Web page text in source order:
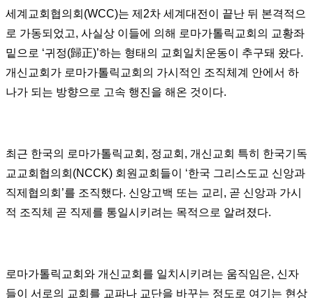
세계교회협의회(WCC)는 제2차 세계대전이 끝난 뒤 본격적으
로 가동되었고, 사실상 이들에 의해 로마가톨릭교회의 교황좌
밑으로 ‘귀정(歸正)’하는 형태의 교회일치운동이 추구돼 왔다.
개신교회가 로마가톨릭교회의 가시적인 조직체계 안에서 하
나가 되는 방향으로 고속 행진을 해온 것이다.
최근 한국의 로마가톨릭교회, 정교회, 개신교회 특히 한국기독
교교회협의회(NCCK) 회원교회들이 ‘한국 그리스도교 신앙과
직제협의회’를 조직했다. 신앙고백 또는 교리, 곧 신앙과 가시
적 조직체 곧 직제를 통일시키려는 목적으로 알려졌다.
로마가톨릭교회와 개신교회를 일치시키려는 움직임은, 신자
들이 서로의 교회를 교파나 교단을 바꾸는 정도로 여기는 현상